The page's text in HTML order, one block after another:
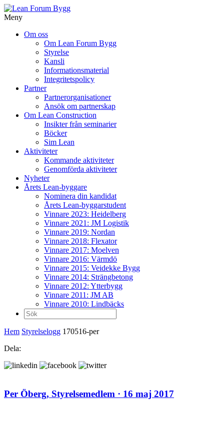
Meny
Om oss
Om Lean Forum Bygg
Styrelse
Kansli
Informationsmaterial
Integritetspolicy
Partner
Partnerorganisationer
Ansök om partnerskap
Om Lean Construction
Insikter från seminarier
Böcker
Sim Lean
Aktiviteter
Kommande aktiviteter
Genomförda aktiviteter
Nyheter
Årets Lean-byggare
Nominera din kandidat
Årets Lean-byggarstudent
Vinnare 2023: Heidelberg
Vinnare 2021: JM Logistik
Vinnare 2019: Nordan
Vinnare 2018: Flexator
Vinnare 2017: Moelven
Vinnare 2016: Värmdö
Vinnare 2015: Veidekke Bygg
Vinnare 2014: Strängbetong
Vinnare 2012: Ytterbygg
Vinnare 2011: JM AB
Vinnare 2010: Lindbäcks
Sök
efter:
Hem Styrelselogg 170516-per
Dela:
Per Öberg, Styrelsemedlem · 16 maj 2017